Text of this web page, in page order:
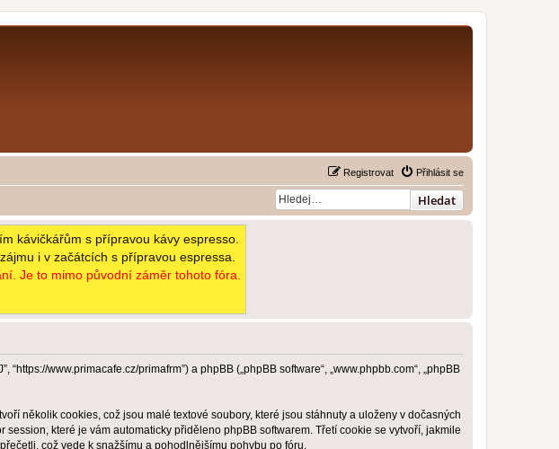
Přihlásit se
Registrovat
Hledat
kávičkářům s přípravou kávy espresso.
i v začátcích s přípravou espressa.
Je to mimo původní záměr tohoto fóra.
“https://www.primacafe.cz/primafrm”) a phpBB („phpBB software“, „www.phpbb.com“, „phpBB
několik cookies, což jsou malé textové soubory, které jsou stáhnuty a uloženy v dočasných
které je vám automaticky přiděleno phpBB softwarem. Třetí cookie se vytvoří, jakmile
což vede k snažšímu a pohodlnějšímu pohybu po fóru.